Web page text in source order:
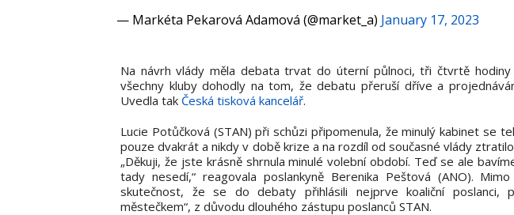
— Markéta Pekarová Adamová (@market_a) January 17, 2023
Na návrh vlády měla debata trvat do úterní půlnoci, tři čtvrtě
všechny kluby dohodly na tom, že debatu přeruší dříve a
Uvedla tak Česká tisková kancelář.
Lucie Potůčková (STAN) při schůzi připomenula, že minulý kabinet se
pouze dvakrát a nikdy v době krize a na rozdíl od současné vlády
„Děkuji, že jste krásně shrnula minulé volební období. Teď se ale
tady nesedí,“ reagovala poslankyně Berenika Peštová (ANO).
skutečnost, že se do debaty přihlásili nejprve koaliční poslanci,
městečkem“, z důvodu dlouhého zástupu poslanců STAN.